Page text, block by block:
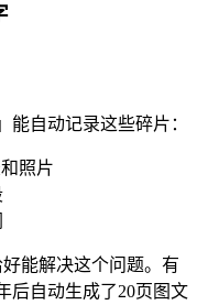
自动记录这些碎片：
照片
好能解决这个问题。有
后自动生成了20页图文